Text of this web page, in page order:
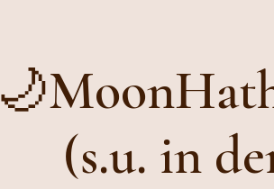
(s.u. in